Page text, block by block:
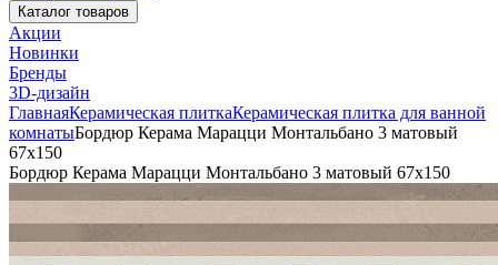
Каталог товаров
Акции
Новинки
Бренды
3D-дизайн
ГлавнаяКерамическая плиткаКерамическая плитка для ванной
комнатыБордюр Керама Марацци Монтальбано 3 матовый
67x150
Бордюр Керама Марацци Монтальбано 3 матовый 67x150